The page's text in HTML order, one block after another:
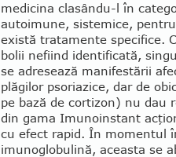
medicina clasându-l în
auto­imune, siste­mice,
există tratamente specifice.
bolii nefiind identificată,
se adre­sează mani­festării
plăgilor psoriazice, dar de
pe bază de cortizon) nu dau
din gama Imunoin­stant
cu efect rapid. În momentul
imunoglobulină, aceasta se